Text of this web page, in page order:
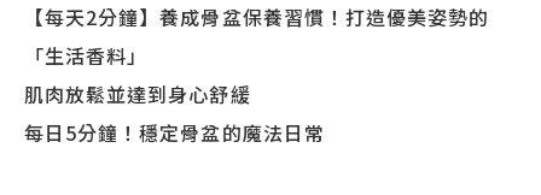
【每天2分鐘】養成骨盆保養習慣！打造優美姿勢的
「生活香料」
肌肉放鬆並達到身心舒緩
每日5分鐘！穩定骨盆的魔法日常